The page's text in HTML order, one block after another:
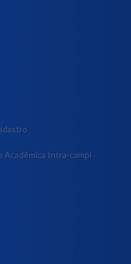
Acadêmica Intra-campi